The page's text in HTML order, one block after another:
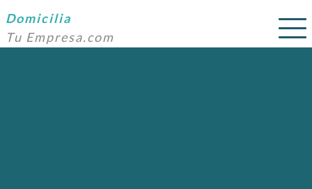
Domicilia
Tu Empresa.com